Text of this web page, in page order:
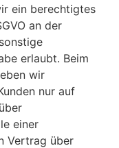
ein berechtigtes
an der
erlaubt. Beim
wir
nur auf
einer
Vertrag über